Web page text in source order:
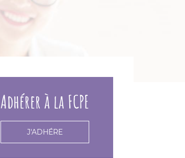
Adhérer à la FCPE
J'ADHÉRE